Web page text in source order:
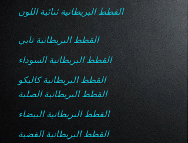
القطط البريطانية ثنائية اللون
القطط البريطانية تابي
القطط البريطانية السوداء
القطط البريطانية كاليكو
القطط البريطانية الصلبة
القطط البريطانية البيضاء
القطط البريطانية الفضية